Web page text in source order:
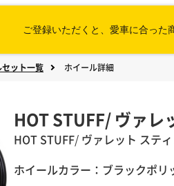
ご登録いただくと、愛車に合った
ット一覧 ホイール詳細
HOT STUFF/ ヴァレ
HOT STUFF/ ヴァレット ステ
ホイールカラー：ブラックポリ